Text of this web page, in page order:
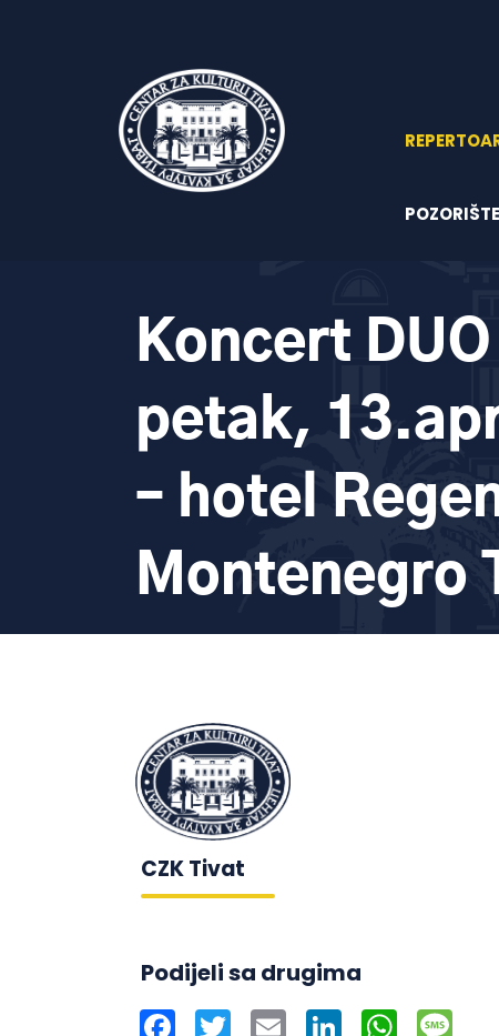
POZORIŠTE
Koncert
petak,
– hotel
Montenegro
CZK Tivat
Podijeli sa drugima
Facebook
Twitter Email LinkedInWhatsApp